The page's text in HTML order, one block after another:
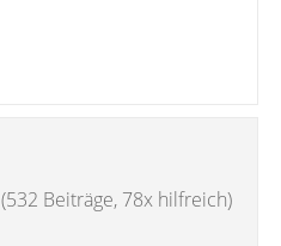
(532 Beiträge, 78x hilfreich)